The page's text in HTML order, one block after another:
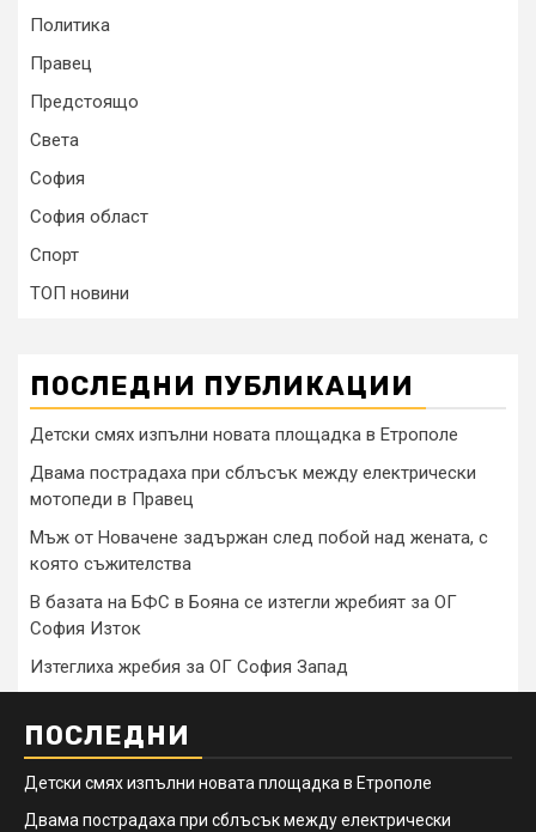
Политика
Правец
Предстоящо
Света
София
София област
Спорт
ТОП новини
ПОСЛЕДНИ ПУБЛИКАЦИИ
Детски смях изпълни новата площадка в Етрополе
Двама пострадаха при сблъсък между електрически
мотопеди в Правец
Мъж от Новачене задържан след побой над жената, с
която съжителства
В базата на БФС в Бояна се изтегли жребият за ОГ
София Изток
Изтеглиха жребия за ОГ София Запад
ПОСЛЕДНИ
Детски смях изпълни новата площадка в Етрополе
Двама пострадаха при сблъсък между електрически